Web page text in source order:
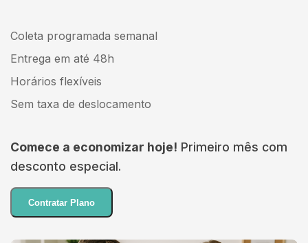
Coleta programada semanal
Entrega em até 48h
Horários flexíveis
Sem taxa de deslocamento
Comece a economizar hoje! Primeiro mês com
desconto especial.
Contratar Plano